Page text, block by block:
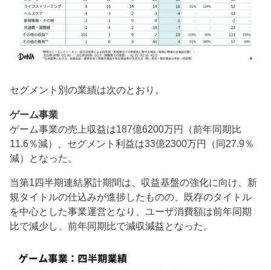
セグメント別の業績は次のとおり。
ゲーム事業
ゲーム事業の売上収益は187億6200万円（前年同期比
11.6％減）、セグメント利益は33億2300万円（同27.9％
減）となった。
当第1四半期連結累計期間は、収益基盤の強化に向け、新
規タイトルの仕込みが進捗したものの、既存のタイトル
を中心とした事業運営となり、ユーザ消費額は前年同期
比で減少し、前年同期比で減収減益となった。